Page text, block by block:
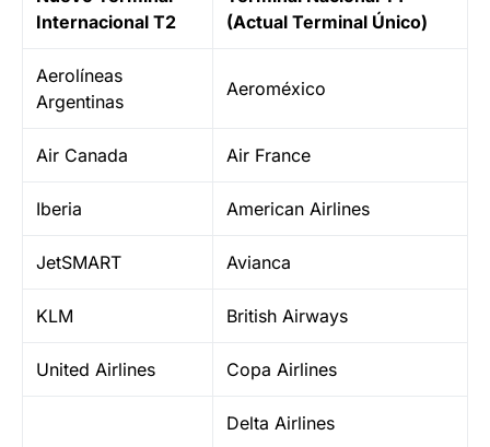
Internacional T2
(Actual Terminal Único)
Aerolíneas
Argentinas
Aeroméxico
Air Canada Air France
Iberia American Airlines
JetSMART Avianca
KLM British Airways
United Airlines Copa Airlines
Delta Airlines